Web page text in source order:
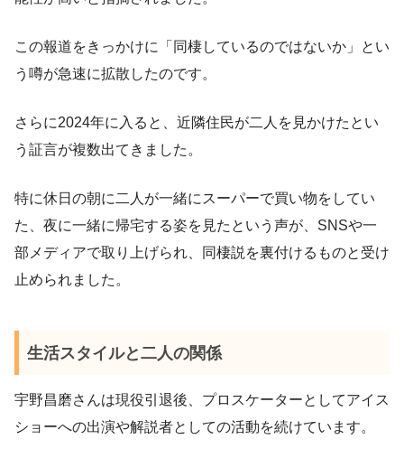
この報道をきっかけに「同棲しているのではないか」とい
う噂が急速に拡散したのです。
さらに2024年に入ると、近隣住民が二人を見かけたとい
う証言が複数出てきました。
特に休日の朝に二人が一緒にスーパーで買い物をしてい
た、夜に一緒に帰宅する姿を見たという声が、SNSや一
部メディアで取り上げられ、同棲説を裏付けるものと受け
止められました。
生活スタイルと二人の関係
宇野昌磨さんは現役引退後、プロスケーターとしてアイス
ショーへの出演や解説者としての活動を続けています。